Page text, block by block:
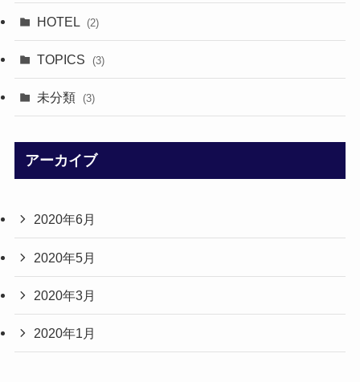
HOTEL (2)
TOPICS (3)
未分類 (3)
アーカイブ
2020年6月
2020年5月
2020年3月
2020年1月